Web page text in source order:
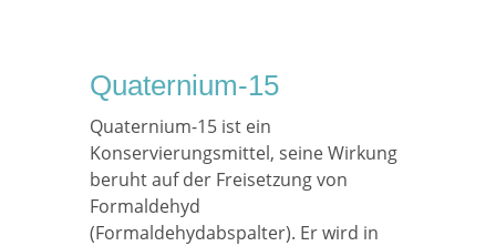
Quaternium-15
Quaternium-15 ist ein
Konservierungsmittel, seine Wirkung
beruht auf der Freisetzung von
Formaldehyd
(Formaldehydabspalter). Er wird in